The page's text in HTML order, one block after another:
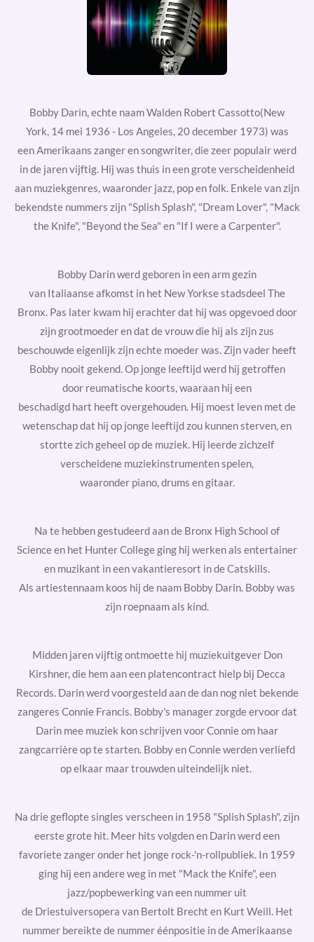
Bobby Darin, echte naamWalden Robert Cassotto(New
York, 14 mei 1936 - Los Angeles, 20 december 1973) was
eenAmerikaans zangerensongwriter, die zeer populair werd
inde jaren vijftig. Hij was thuis in een grote verscheidenheid
aan muziekgenres, waaronder jazz, popenfolk. Enkele van zijn
bekendste nummers zijn "Splish Splash", "Dream Lover", "Mack
the Knife", "Beyond the Sea" en "If I were a Carpenter".
Bobby Darin werd geboren in een arm gezin
van Italiaanseafkomst in het New Yorkse stadsdeel The
Bronx. Pas later kwam hij erachter dat hij was opgevoed door
zijn grootmoeder en dat de vrouw die hij als zijn zus
beschouwde eigenlijk zijn echte moeder was. Zijn vader heeft
Bobby nooit gekend. Op jonge leeftijd werd hij getroffen
door reumatische koorts, waaraan hij een
beschadigd hart heeft overgehouden. Hij moest leven met de
wetenschap dat hij op jonge leeftijd zou kunnen sterven, en
stortte zich geheel op de muziek. Hij leerde zichzelf
verscheidene muziekinstrumenten spelen,
waaronder piano,drums engitaar.
Na te hebben gestudeerd aan de Bronx High School of
Scienceen het Hunter Collegeging hij werken als entertainer
en muzikant in een vakantieresort in deCatskills.
Als artiestennaam koos hij de naam Bobby Darin. Bobby was
zijn roepnaamals kind.
Midden jaren vijftig ontmoette hij muziekuitgever Don
Kirshner, die hem aan een platencontract hielp bij Decca
Records. Darin werd voorgesteld aan de dan nog niet bekende
zangeres Connie Francis. Bobby's manager zorgde ervoor dat
Darin mee muziek kon schrijven voor Connie om haar
zangcarrière op te starten. Bobby en Connie werden verliefd
op elkaar maar trouwden uiteindelijk niet.
Na drie gefloptesingles verscheen in 1958 "Splish Splash", zijn
eerste grote hit. Meer hits volgden en Darin werd een
favoriete zanger onder het jonge rock-'n-rollpubliek. In 1959
ging hij een andere weg in met "Mack the Knife", een
jazz/popbewerking van een nummer uit
de Driestuiversopera van Bertolt Brecht en Kurt Weill. Het
nummer bereikte de nummer éénpositie in de Amerikaanse